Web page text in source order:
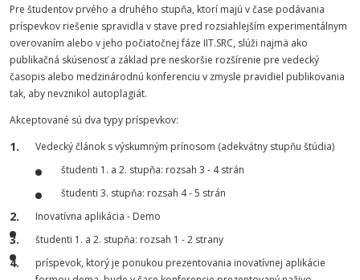
Pre študentov prvého a druhého stupňa, ktorí majú v čase podávania
príspevkov riešenie spravidla v stave pred rozsiahlejším experimentálnym
overovaním alebo v jeho počiatočnej fáze IIT.SRC, slúži najmä ako
publikačná skúsenosť a základ pre neskoršie rozšírenie pre vedecký
časopis alebo medzinárodnú konferenciu v zmysle pravidiel publikovania
tak, aby nevznikol autoplagiát.
Akceptované sú dva typy príspevkov:
Vedecký článok s výskumným prínosom (adekvátny stupňu štúdia)
študenti 1. a 2. stupňa: rozsah 3 - 4 strán
študenti 3. stupňa: rozsah 4 - 5 strán
Inovatívna aplikácia - Demo
študenti 1. a 2. stupňa: rozsah 1 - 2 strany
príspevok, ktorý je ponukou prezentovania inovatívnej aplikácie